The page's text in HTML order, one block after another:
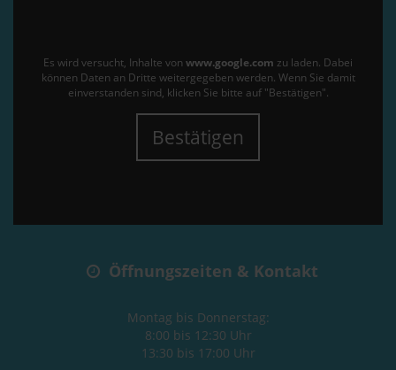
Es wird versucht, Inhalte von www.google.com zu laden. Dabei
können Daten an Dritte weitergegeben werden. Wenn Sie damit
einverstanden sind, klicken Sie bitte auf "Bestätigen".
Bestätigen
Öffnungszeiten & Kontakt
Montag bis Donnerstag:
8:00 bis 12:30 Uhr
13:30 bis 17:00 Uhr